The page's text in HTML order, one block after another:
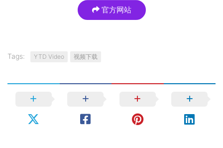
官方网站
Tags: YTD Video 视频下载